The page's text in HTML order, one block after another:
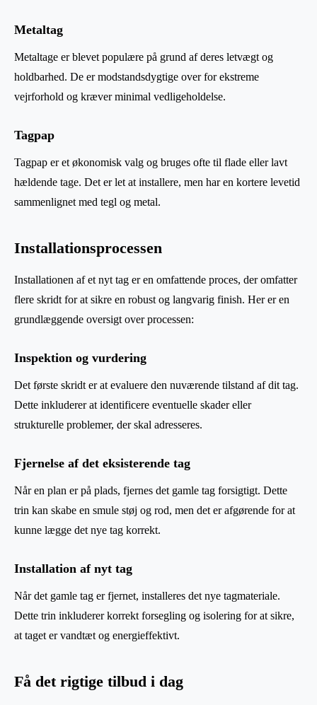
Metaltag
Metaltage er blevet populære på grund af deres letvægt og
holdbarhed. De er modstandsdygtige over for ekstreme
vejrforhold og kræver minimal vedligeholdelse.
Tagpap
Tagpap er et økonomisk valg og bruges ofte til flade eller lavt
hældende tage. Det er let at installere, men har en kortere levetid
sammenlignet med tegl og metal.
Installationsprocessen
Installationen af et nyt tag er en omfattende proces, der omfatter
flere skridt for at sikre en robust og langvarig finish. Her er en
grundlæggende oversigt over processen:
Inspektion og vurdering
Det første skridt er at evaluere den nuværende tilstand af dit tag.
Dette inkluderer at identificere eventuelle skader eller
strukturelle problemer, der skal adresseres.
Fjernelse af det eksisterende tag
Når en plan er på plads, fjernes det gamle tag forsigtigt. Dette
trin kan skabe en smule støj og rod, men det er afgørende for at
kunne lægge det nye tag korrekt.
Installation af nyt tag
Når det gamle tag er fjernet, installeres det nye tagmateriale.
Dette trin inkluderer korrekt forsegling og isolering for at sikre,
at taget er vandtæt og energieffektivt.
Få det rigtige tilbud i dag